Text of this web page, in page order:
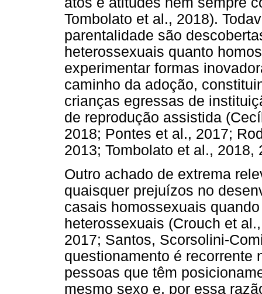
Tombolato et al., 2018).
parentalidade são
heterossexuais quanto
experimentar formas
caminho da adoção,
crianças egressas de
de reprodução assistida
2018; Pontes et al., 2017;
2013; Tombolato et al., 2018,
Outro achado de extrema
quaisquer prejuízos no
casais homossexuais
heterossexuais (Crouch et
2017; Santos, Scorsolini-
questionamento é recorrente
pessoas que têm
mesmo sexo e, por essa